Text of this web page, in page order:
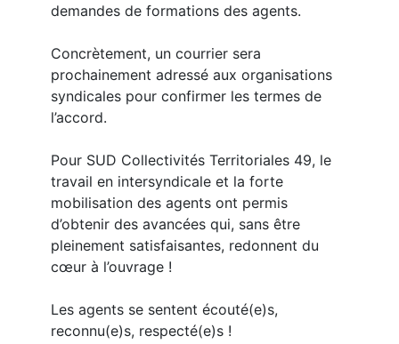
demandes de formations des agents.
Concrètement, un courrier sera
prochainement adressé aux organisations
syndicales pour confirmer les termes de
l’accord.
Pour SUD Collectivités Territoriales 49, le
travail en intersyndicale et la forte
mobilisation des agents ont permis
d’obtenir des avancées qui, sans être
pleinement satisfaisantes, redonnent du
cœur à l’ouvrage !
Les agents se sentent écouté(e)s,
reconnu(e)s, respecté(e)s !